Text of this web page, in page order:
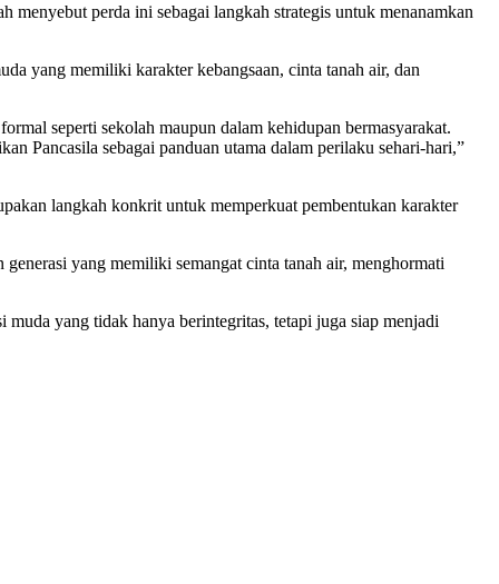
menyebut perda ini sebagai langkah strategis untuk menanamkan
yang memiliki karakter kebangsaan, cinta tanah air, dan
seperti sekolah maupun dalam kehidupan bermasyarakat.
Pancasila sebagai panduan utama dalam perilaku sehari-hari,”
langkah konkrit untuk memperkuat pembentukan karakter
yang memiliki semangat cinta tanah air, menghormati
yang tidak hanya berintegritas, tetapi juga siap menjadi